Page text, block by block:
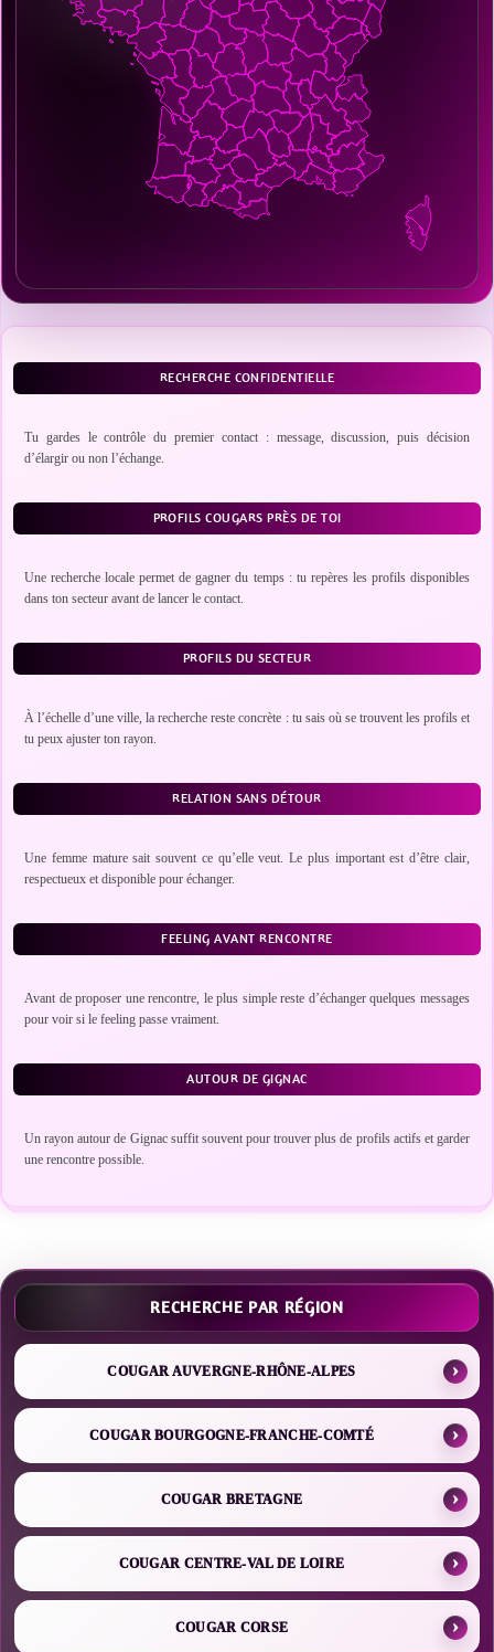
RECHERCHE CONFIDENTIELLE
Tu gardes le contrôle du premier contact : message, discussion, puis décision
d’élargir ou non l’échange.
PROFILS COUGARS PRÈS DE TOI
Une recherche locale permet de gagner du temps : tu repères les profils disponibles
dans ton secteur avant de lancer le contact.
PROFILS DU SECTEUR
À l’échelle d’une ville, la recherche reste concrète : tu sais où se trouvent les profils et
tu peux ajuster ton rayon.
RELATION SANS DÉTOUR
Une femme mature sait souvent ce qu’elle veut. Le plus important est d’être clair,
respectueux et disponible pour échanger.
FEELING AVANT RENCONTRE
Avant de proposer une rencontre, le plus simple reste d’échanger quelques messages
pour voir si le feeling passe vraiment.
AUTOUR DE GIGNAC
Un rayon autour de Gignac suffit souvent pour trouver plus de profils actifs et garder
une rencontre possible.
RECHERCHE PAR RÉGION
COUGAR AUVERGNE-RHÔNE-ALPES
COUGAR BOURGOGNE-FRANCHE-COMTÉ
COUGAR BRETAGNE
COUGAR CENTRE-VAL DE LOIRE
COUGAR CORSE